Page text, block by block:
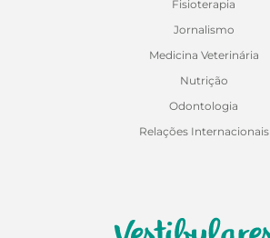
Fisioterapia
Jornalismo
Medicina Veterinária
Nutrição
Odontologia
Relações Internacionais